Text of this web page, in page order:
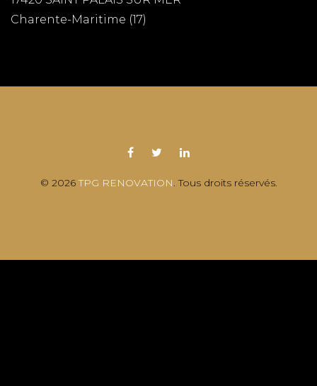
Charente-Maritime (17)
© 2026TPG RENOVATION. Tous droits réservés.